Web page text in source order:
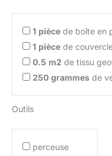
1 pièce de boîte en
1 pièce de
0.5 m2 de tissu
250 grammes de
Outils
perceuse